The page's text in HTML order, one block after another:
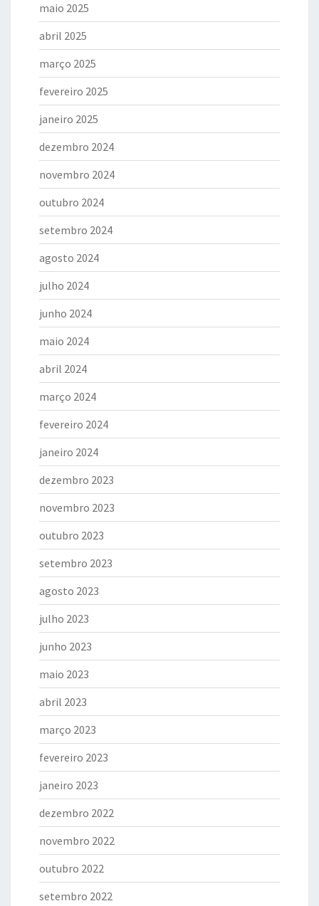
maio 2025
abril 2025
março 2025
fevereiro 2025
janeiro 2025
dezembro 2024
novembro 2024
outubro 2024
setembro 2024
agosto 2024
julho 2024
junho 2024
maio 2024
abril 2024
março 2024
fevereiro 2024
janeiro 2024
dezembro 2023
novembro 2023
outubro 2023
setembro 2023
agosto 2023
julho 2023
junho 2023
maio 2023
abril 2023
março 2023
fevereiro 2023
janeiro 2023
dezembro 2022
novembro 2022
outubro 2022
setembro 2022